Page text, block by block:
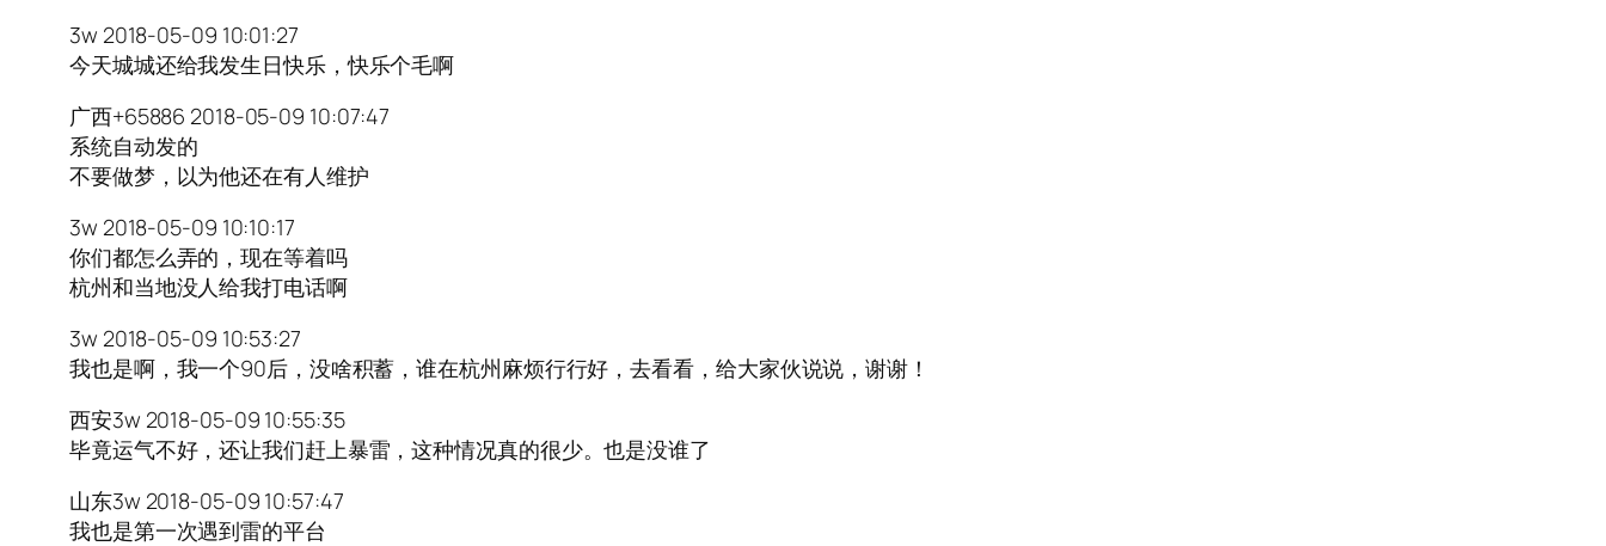
3w 2018-05-09 10:01:27
今天城城还给我发生日快乐，快乐个毛啊
广西+65886 2018-05-09 10:07:47
系统自动发的
不要做梦，以为他还在有人维护
3w 2018-05-09 10:10:17
你们都怎么弄的，现在等着吗
杭州和当地没人给我打电话啊
3w 2018-05-09 10:53:27
我也是啊，我一个90后，没啥积蓄，谁在杭州麻烦行行好，去看看，给大家伙说说，谢谢！
西安3w 2018-05-09 10:55:35
毕竟运气不好，还让我们赶上暴雷，这种情况真的很少。也是没谁了
山东3w 2018-05-09 10:57:47
我也是第一次遇到雷的平台